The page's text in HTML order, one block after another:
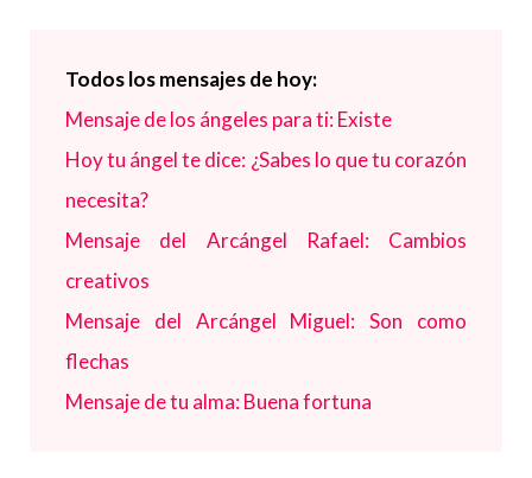
Todos los mensajes de hoy:
Mensaje de los ángeles para ti: Existe
Hoy tu ángel te dice: ¿Sabes lo que tu corazón
necesita?
Mensaje del Arcángel Rafael: Cambios
creativos
Mensaje del Arcángel Miguel: Son como
flechas
Mensaje de tu alma: Buena fortuna